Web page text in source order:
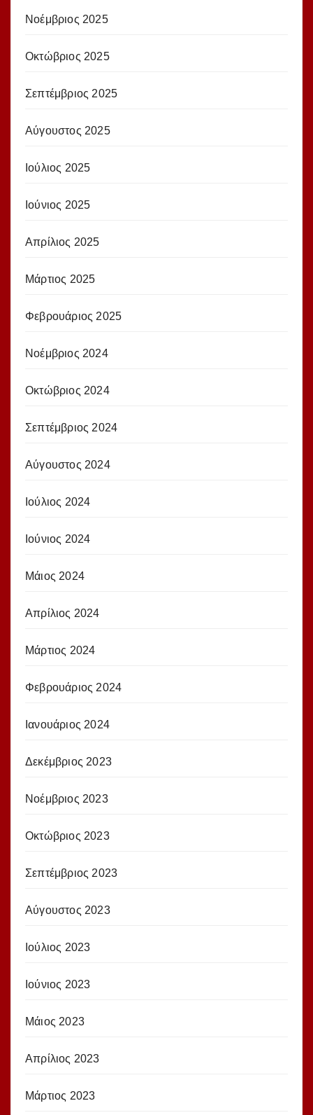
Νοέμβριος 2025
Οκτώβριος 2025
Σεπτέμβριος 2025
Αύγουστος 2025
Ιούλιος 2025
Ιούνιος 2025
Απρίλιος 2025
Μάρτιος 2025
Φεβρουάριος 2025
Νοέμβριος 2024
Οκτώβριος 2024
Σεπτέμβριος 2024
Αύγουστος 2024
Ιούλιος 2024
Ιούνιος 2024
Μάιος 2024
Απρίλιος 2024
Μάρτιος 2024
Φεβρουάριος 2024
Ιανουάριος 2024
Δεκέμβριος 2023
Νοέμβριος 2023
Οκτώβριος 2023
Σεπτέμβριος 2023
Αύγουστος 2023
Ιούλιος 2023
Ιούνιος 2023
Μάιος 2023
Απρίλιος 2023
Μάρτιος 2023